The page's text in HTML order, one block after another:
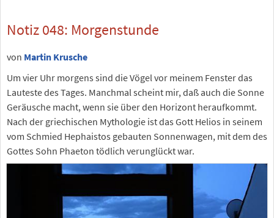
Notiz 048: Morgenstunde
von Martin Krusche
Um vier Uhr morgens sind die Vögel vor meinem Fenster das
Lauteste des Tages. Manchmal scheint mir, daß auch die Sonne
Geräusche macht, wenn sie über den Horizont heraufkommt.
Nach der griechischen Mythologie ist das Gott Helios in seinem
vom Schmied Hephaistos gebauten Sonnenwagen, mit dem des
Gottes Sohn Phaeton tödlich verunglückt war.